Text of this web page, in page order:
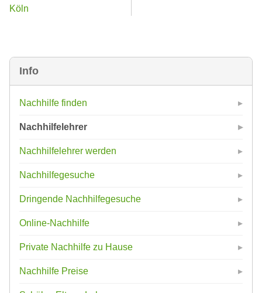
Info
Nachhilfe finden
Nachhilfelehrer
Nachhilfelehrer werden
Nachhilfegesuche
Dringende Nachhilfegesuche
Online-Nachhilfe
Private Nachhilfe zu Hause
Nachhilfe Preise
Köln